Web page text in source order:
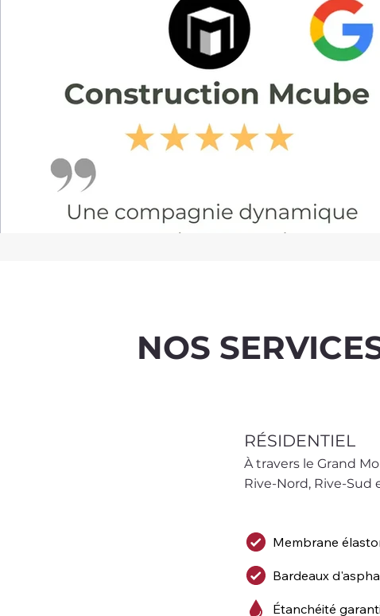
NOS
RÉSIDENTIEL
À travers le Grand
Rive-Nord, Rive-Sud
Membrane
Bardeaux
Étanchéité